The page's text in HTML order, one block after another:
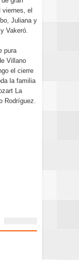
el
Juliana y
Vakeró.
pura
Villano
el cierre
la familia
La
Rodríguez.